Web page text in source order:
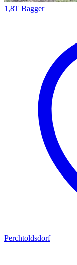
1,8T Bagger
Perchtoldsdorf